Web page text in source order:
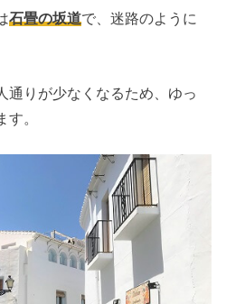
石畳の坂道で、迷路のように
通りが少なくなるため、ゆっ
。